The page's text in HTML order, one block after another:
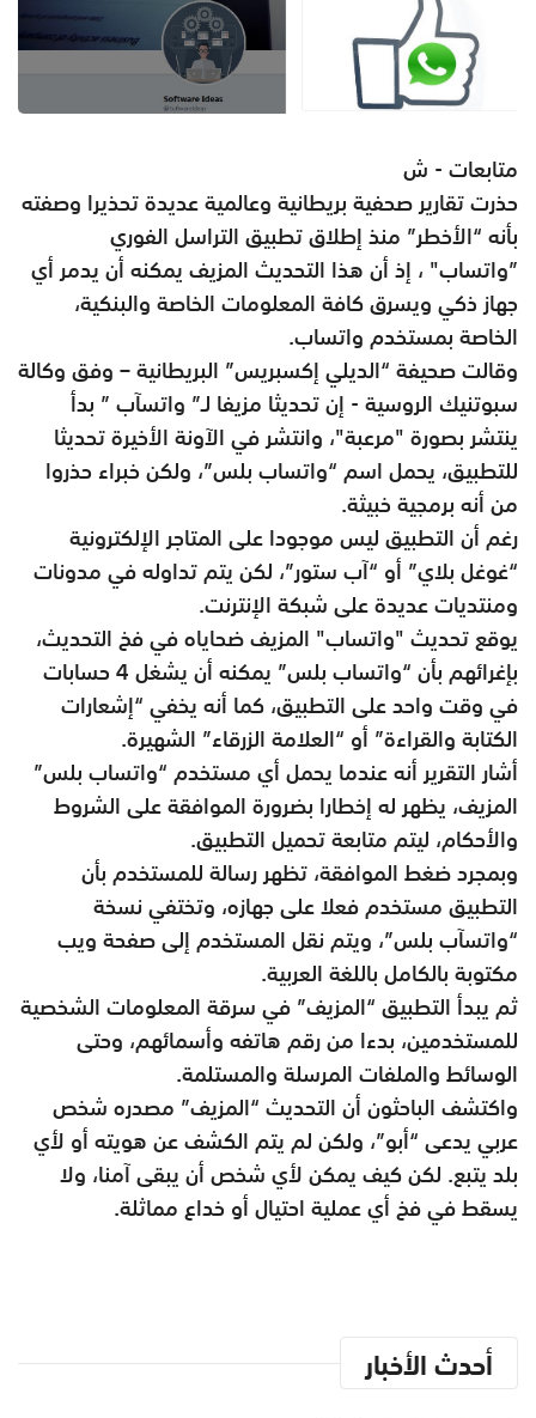
متابعات - ش
حذرت تقارير صحفية بريطانية وعالمية عديدة تحذيرا وصفته
بأنه “الأخطر” منذ إطلاق تطبيق التراسل الفوري
”واتساب" ، إذ أن هذا التحديث المزيف يمكنه أن يدمر أي
جهاز ذكي ويسرق كافة المعلومات الخاصة والبنكية،
الخاصة بمستخدم واتساب.
وقالت صحيفة “الديلي إكسبريس” البريطانية – وفق وكالة
سبوتنيك الروسية - إن تحديثا مزيفا لـ” واتسآب ” بدأ
ينتشر بصورة "مرعبة"، وانتشر في الآونة الأخيرة تحديثا
للتطبيق، يحمل اسم “واتساب بلس”، ولكن خبراء حذروا
من أنه برمجية خبيثة.
رغم أن التطبيق ليس موجودا على المتاجر الإلكترونية
“غوغل بلاي” أو “آب ستور”، لكن يتم تداوله في مدونات
ومنتديات عديدة على شبكة الإنترنت.
يوقع تحديث "واتساب" المزيف ضحاياه في فخ التحديث،
بإغرائهم بأن “واتساب بلس” يمكنه أن يشغل 4 حسابات
في وقت واحد على التطبيق، كما أنه يخفي “إشعارات
الكتابة والقراءة” أو “العلامة الزرقاء” الشهيرة.
أشار التقرير أنه عندما يحمل أي مستخدم “واتساب بلس”
المزيف، يظهر له إخطارا بضرورة الموافقة على الشروط
والأحكام، ليتم متابعة تحميل التطبيق.
وبمجرد ضغط الموافقة، تظهر رسالة للمستخدم بأن
التطبيق مستخدم فعلا على جهازه، وتختفي نسخة
“واتسآب بلس”، ويتم نقل المستخدم إلى صفحة ويب
مكتوبة بالكامل باللغة العربية.
ثم يبدأ التطبيق “المزيف” في سرقة المعلومات الشخصية
للمستخدمين، بدءا من رقم هاتفه وأسمائهم، وحتى
الوسائط والملفات المرسلة والمستلمة.
واكتشف الباحثون أن التحديث “المزيف” مصدره شخص
عربي يدعى “أبو”، ولكن لم يتم الكشف عن هويته أو لأي
بلد يتبع. لكن كيف يمكن لأي شخص أن يبقى آمنا، ولا
يسقط في فخ أي عملية احتيال أو خداع مماثلة.
أحدث الأخبار